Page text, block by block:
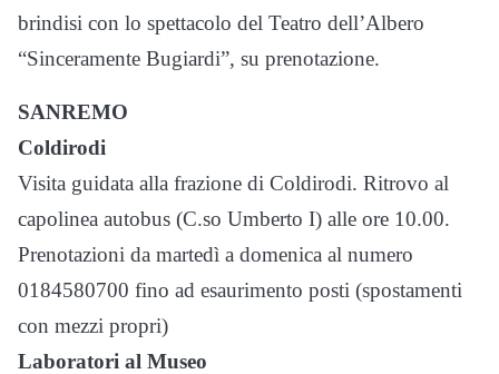
brindisi con lo spettacolo del Teatro dell’Albero
“Sinceramente Bugiardi”, su prenotazione.
SANREMO
Coldirodi
Visita guidata alla frazione di Coldirodi. Ritrovo al
capolinea autobus (C.so Umberto I) alle ore 10.00.
Prenotazioni da martedì a domenica al numero
0184580700 fino ad esaurimento posti (spostamenti
con mezzi propri)
Laboratori al Museo